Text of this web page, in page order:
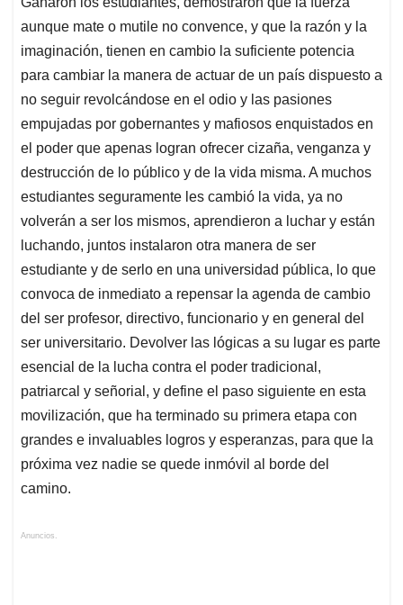
aunque mate o mutile no convence, y que la razón y la
imaginación, tienen en cambio la suficiente potencia
para cambiar la manera de actuar de un país dispuesto a
no seguir revolcándose en el odio y las pasiones
empujadas por gobernantes y mafiosos enquistados en
el poder que apenas logran ofrecer cizaña, venganza y
destrucción de lo público y de la vida misma. A muchos
estudiantes seguramente les cambió la vida, ya no
volverán a ser los mismos, aprendieron a luchar y están
luchando, juntos instalaron otra manera de ser
estudiante y de serlo en una universidad pública, lo que
convoca de inmediato a repensar la agenda de cambio
del ser profesor, directivo, funcionario y en general del
ser universitario. Devolver las lógicas a su lugar es parte
esencial de la lucha contra el poder tradicional,
patriarcal y señorial, y define el paso siguiente en esta
movilización, que ha terminado su primera etapa con
grandes e invaluables logros y esperanzas, para que la
próxima vez nadie se quede inmóvil al borde del
camino.
Anuncios.